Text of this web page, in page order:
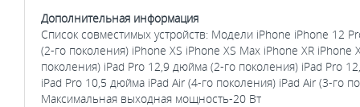
Дополнительная информация
Список совместимых устройств: Модели iPhone iPhone 12
(2‑го поколения) iPhone XS iPhone XS Max iPhone XR
поколения) iPad Pro 12,9 дюйма (2‑го поколения) iPad Pro
iPad Pro 10,5 дюйма iPad Air (4‑го поколения) iPad Air (3‑го
Максимальная выходная мощность-20 Вт